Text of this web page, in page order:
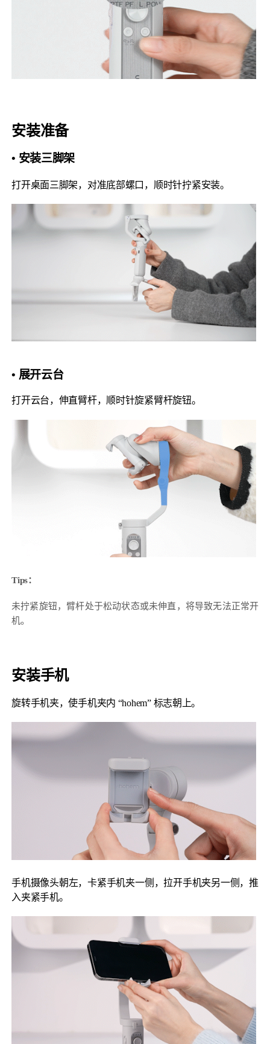
安装准备
• 安装三脚架
打开桌面三脚架，对准底部螺口，顺时针拧紧安装。
• 展开云台
打开云台，伸直臂杆，顺时针旋紧臂杆旋钮。
Tips：
未拧紧旋钮，臂杆处于松动状态或未伸直，将导致无法正常开
机。
安装手机
旋转手机夹，使手机夹内 “hohem” 标志朝上。
手机摄像头朝左，卡紧手机夹一侧，拉开手机夹另一侧，推
入夹紧手机。